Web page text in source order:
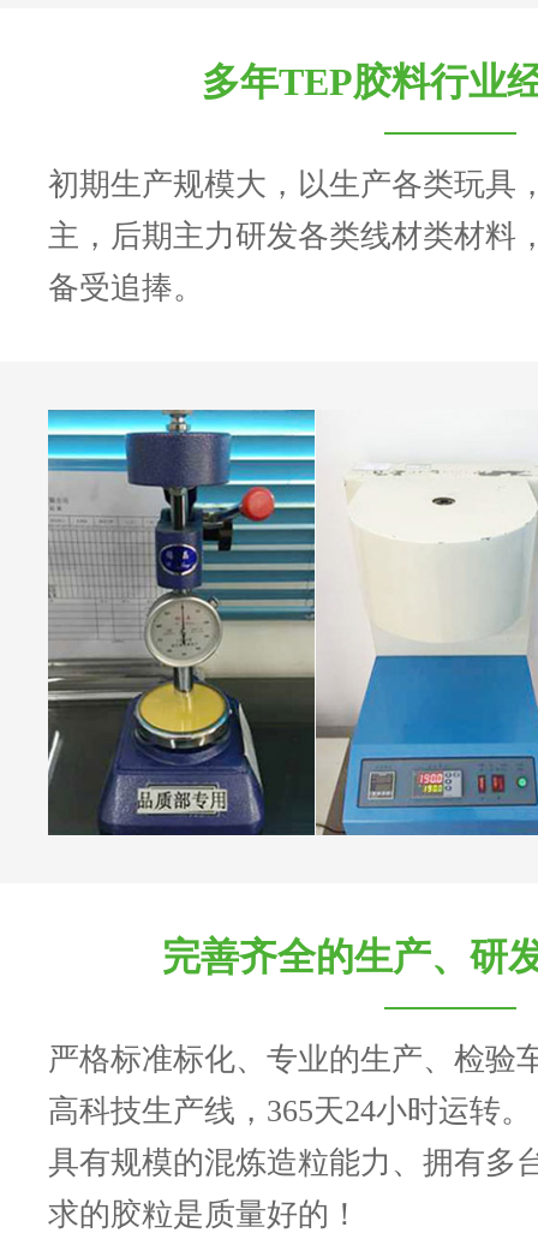
多年TEP胶料行业
初期生产规模大，以生产各类玩具
主，后期主力研发各类线材类材料
备受追捧。
完善齐全的生产、研
严格标准标化、专业的生产、检验
高科技生产线，365天24小时运转。
具有规模的混炼造粒能力、拥有多
求的胶粒是质量好的！